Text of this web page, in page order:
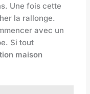
Une fois cette
la rallonge.
avec un
Si tout
maison